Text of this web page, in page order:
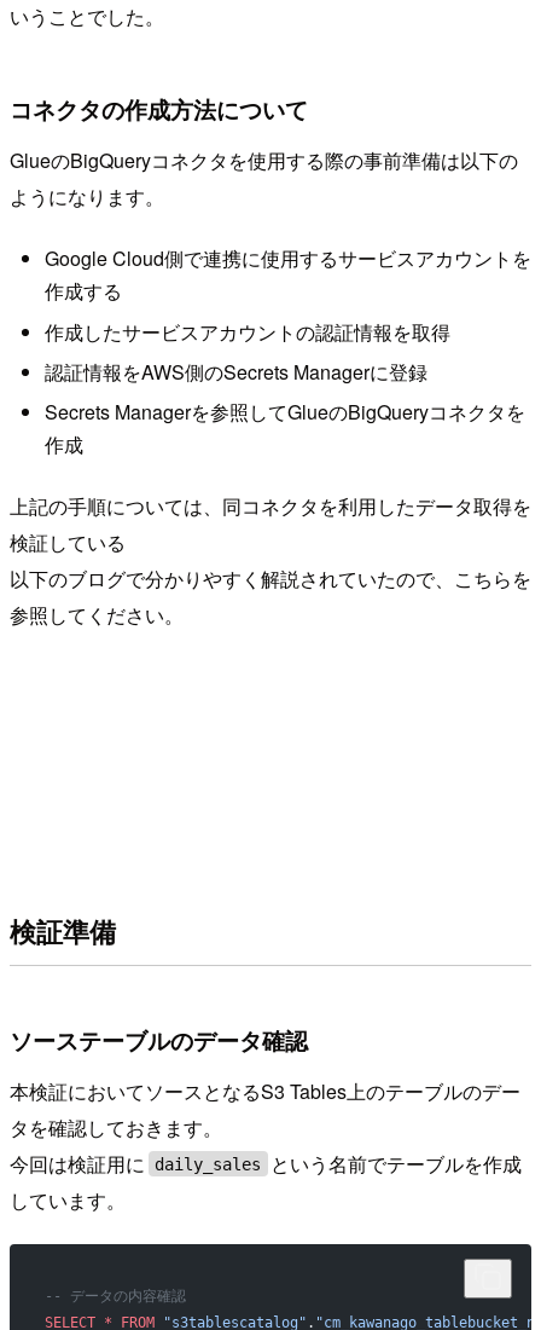
いうことでした。
コネクタの作成方法について
GlueのBigQueryコネクタを使用する際の事前準備は以下の
ようになります。
Google Cloud側で連携に使用するサービスアカウントを
作成する
作成したサービスアカウントの認証情報を取得
認証情報をAWS側のSecrets Managerに登録
Secrets Managerを参照してGlueのBigQueryコネクタを
作成
上記の手順については、同コネクタを利用したデータ取得を
検証している
以下のブログで分かりやすく解説されていたので、こちらを
参照してください。
検証準備
ソーステーブルのデータ確認
本検証においてソースとなるS3 Tables上のテーブルのデー
タを確認しておきます。
今回は検証用に
daily_sales
という名前でテーブルを作成
しています。
-- データの内容確認
SELECT * FROM "s3tablescatalog" .